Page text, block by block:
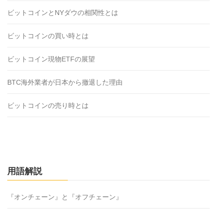
ビットコインとNYダウの相関性とは
ビットコインの買い時とは
ビットコイン現物ETFの展望
BTC海外業者が日本から撤退した理由
ビットコインの売り時とは
用語解説
『オンチェーン』と『オフチェーン』